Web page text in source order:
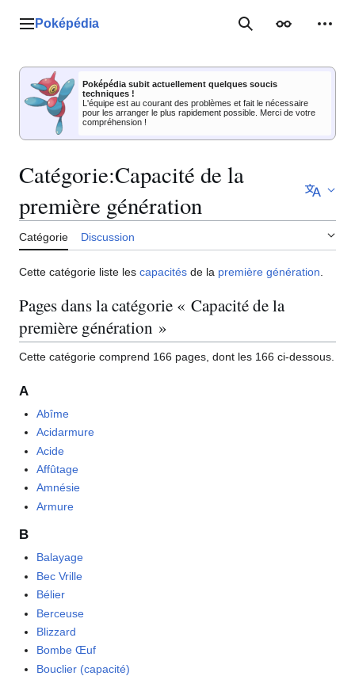
Menu principal
Poképédia RechercherApparence
Poképédia subit actuellement quelques soucis
techniques !
L'équipe est au courant des problèmes et fait le nécessaire
pour les arranger le plus rapidement possible. Merci de votre
compréhension !
Catégorie:Capacité de la
première génération
Catégorie Discussion
Cette catégorie liste les capacités de la première génération
Pages dans la catégorie « Capacité de la
première génération »
Cette catégorie comprend 166 pages, dont les 166 ci-dessous.
A
Abîme
Acidarmure
Acide
Affûtage
Amnésie
Armure
B
Balayage
Bec Vrille
Bélier
Berceuse
Blizzard
Bombe Œuf
Bouclier (capacité)